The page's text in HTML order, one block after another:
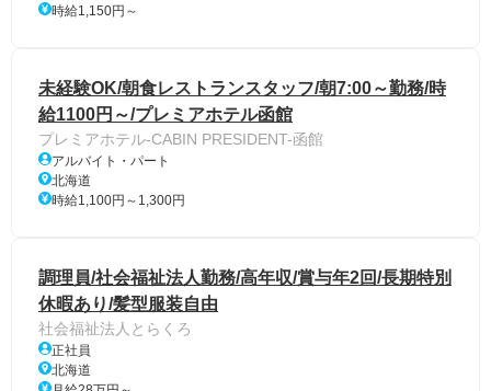
時給1,150円～
未経験OK/朝食レストランスタッフ/朝7:00～勤務/時
給1100円～/プレミアホテル函館
プレミアホテル-CABIN PRESIDENT-函館
アルバイト・パート
北海道
時給1,100円～1,300円
調理員/社会福祉法人勤務/高年収/賞与年2回/長期特別
休暇あり/髪型服装自由
社会福祉法人とらくろ
正社員
北海道